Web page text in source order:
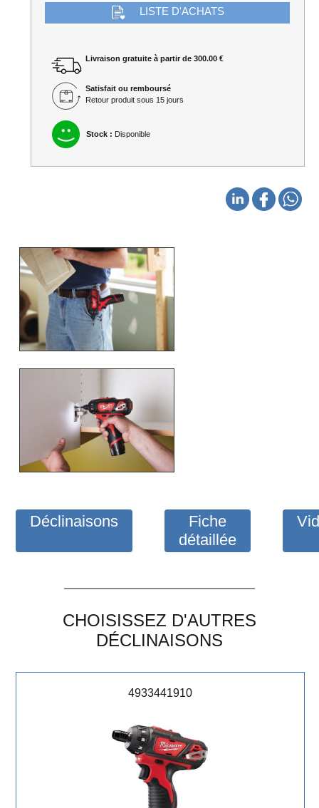
LISTE D'ACHATS
Livraison gratuite à partir de 300.00 €
Satisfait ou remboursé
Retour produit sous 15 jours
Stock : Disponible
Déclinaisons
Fiche
détaillée
CHOISISSEZ D'AUTRES
DÉCLINAISONS
4933441910